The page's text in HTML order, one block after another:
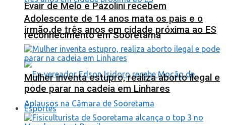
Evair de Melo e Pazolini recebem
reconhecimento em Sooretama
Adolescente de 14 anos mata os pais e o
irmão de três anos em cidade próxima ao ES
Mulher inventa estupro, realiza aborto ilegal e
pode parar na cadeia em Linhares
Esportes